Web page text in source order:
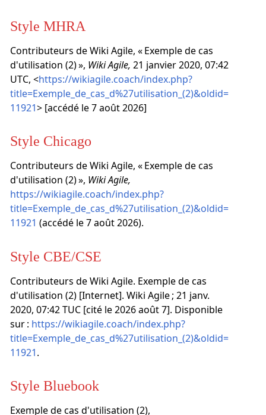
Style MHRA
Contributeurs de Wiki Agile, « Exemple de cas
d'utilisation (2) », Wiki Agile, 21 janvier 2020, 07:42
UTC, <https://wikiagile.coach/index.php?
title=Exemple_de_cas_d%27utilisation_(2)&oldid=
11921> [accédé le 7 août 2026]
Style Chicago
Contributeurs de Wiki Agile, « Exemple de cas
d'utilisation (2) », Wiki Agile,
https://wikiagile.coach/index.php?
title=Exemple_de_cas_d%27utilisation_(2)&oldid=
11921 (accédé le 7 août 2026).
Style CBE/CSE
Contributeurs de Wiki Agile. Exemple de cas
d'utilisation (2) [Internet]. Wiki Agile ; 21 janv.
2020, 07:42 TUC [cité le 2026 août 7]. Disponible
sur : https://wikiagile.coach/index.php?
title=Exemple_de_cas_d%27utilisation_(2)&oldid=
11921.
Style Bluebook
Exemple de cas d'utilisation (2),